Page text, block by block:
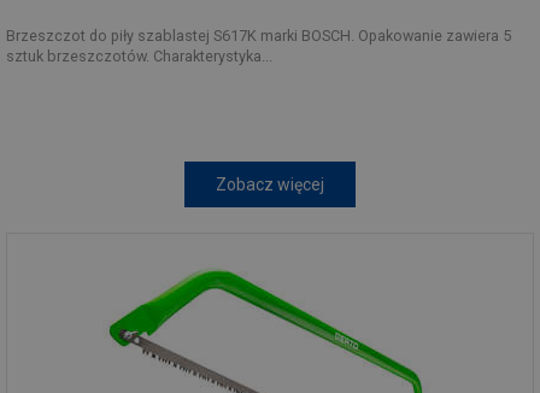
Brzeszczot do piły szablastej S617K marki BOSCH. Opakowanie zawiera 5
sztuk brzeszczotów. Charakterystyka...
Zobacz więcej